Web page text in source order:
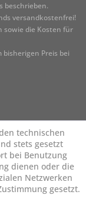
beschrieben.
versandkostenfrei!
sowie die Kosten für
Preis bei
technischen
stets gesetzt
bei Benutzung
dienen oder die
Netzwerken
gesetzt.